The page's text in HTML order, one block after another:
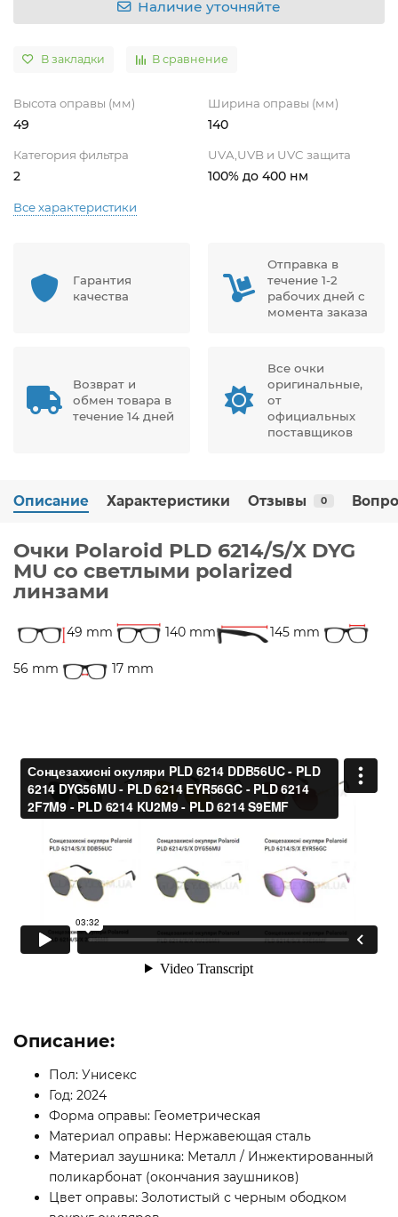
Наличие уточняйте
В закладки В сравнение
Высота оправы (мм)
49
Ширина оправы (мм)
140
Категория фильтра
2
UVA,UVB и UVC защита
100% до 400 нм
Все характеристики
Гарантия
качества
Отправка в
течение 1-2
рабочих дней с
момента заказа
Возврат и
обмен товара в
течение 14 дней
Все очки
оригинальные,
от
официальных
поставщиков
Описание Характеристики Отзывы 0
Очки Polaroid PLD 6214/S/X DYG
MU со светлыми polarized
линзами
49 mm 140 mm 145 mm
56 mm 17 mm
Описание:
Пол: Унисекс
Год: 2024
Форма оправы: Геометрическая
Материал оправы: Нержавеющая сталь
Материал заушника: Металл / Инжектированный
поликарбонат (окончания заушников)
Цвет оправы: Золотистый с черным ободком